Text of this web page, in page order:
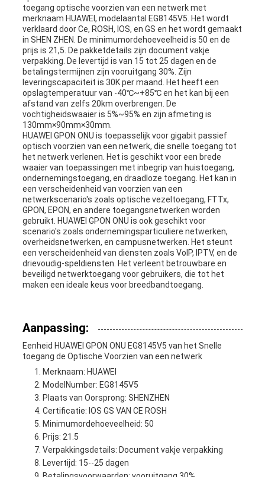
toegang optische voorzien van een netwerk met
merknaam HUAWEI, modelaantal EG8145V5. Het wordt
verklaard door Ce, ROSH, IOS, en GS en het wordt gemaakt
in SHEN ZHEN. De minimumordehoeveelheid is 50 en de
prijs is 21,5. De pakketdetails zijn document vakje
verpakking. De levertijd is van 15 tot 25 dagen en de
betalingstermijnen zijn vooruitgang 30%. Zijn
leveringscapaciteit is 30K per maand. Het heeft een
opslagtemperatuur van -40℃~+85℃ en het kan bij een
afstand van zelfs 20km overbrengen. De
vochtigheidswaaier is 5%~95% en zijn afmeting is
130mm×90mm×30mm.
HUAWEI GPON ONU is toepasselijk voor gigabit passief
optisch voorzien van een netwerk, die snelle toegang tot
het netwerk verlenen. Het is geschikt voor een brede
waaier van toepassingen met inbegrip van huistoegang,
ondernemingstoegang, en draadloze toegang. Het kan in
een verscheidenheid van voorzien van een
netwerkscenario's zoals optische vezeltoegang, FTTx,
GPON, EPON, en andere toegangsnetwerken worden
gebruikt. HUAWEI GPON ONU is ook geschikt voor
scenario's zoals ondernemingsparticuliere netwerken,
overheidsnetwerken, en campusnetwerken. Het steunt
een verscheidenheid van diensten zoals VoIP, IPTV, en de
drievoudig-speldiensten. Het verleent betrouwbare en
beveiligd netwerktoegang voor gebruikers, die tot het
maken een ideale keus voor breedbandtoegang.
Aanpassing:
Eenheid HUAWEI GPON ONU EG8145V5 van het Snelle
toegang de Optische Voorzien van een netwerk
Merknaam: HUAWEI
ModelNumber: EG8145V5
Plaats van Oorsprong: SHENZHEN
Certificatie: IOS GS VAN CE ROSH
Minimumordehoeveelheid: 50
Prijs: 21.5
Verpakkingsdetails: Document vakje verpakking
Levertijd: 15--25 dagen